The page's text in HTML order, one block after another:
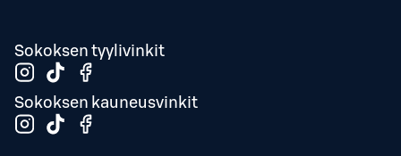
Sokoksen tyylivinkit
Sokoksen kauneusvinkit